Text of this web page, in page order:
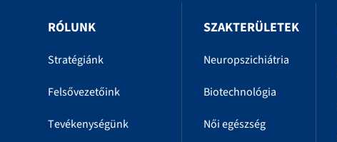
RÓLUNK
Stratégiánk
Felsővezetőink
Tevékenységünk
SZAKTERÜLETEK
Neuropszichiátria
Biotechnológia
Női egészség